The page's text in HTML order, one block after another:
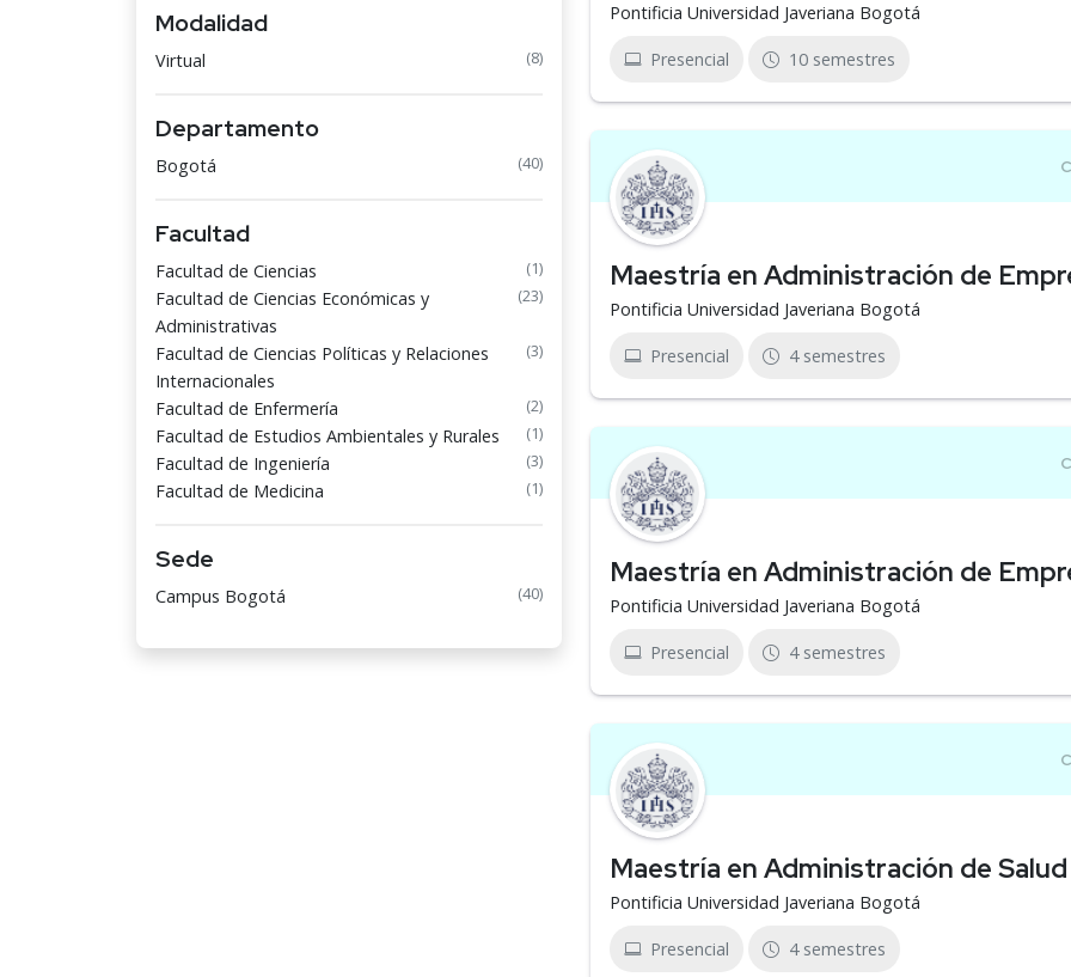
Modalidad
Virtual (8)
Departamento
Bogotá (40)
Facultad
Facultad de Ciencias (1)
Facultad de Ciencias Económicas y
Administrativas
(23)
Facultad de Ciencias Políticas y Relaciones
Internacionales
(3)
Facultad de Enfermería (2)
Facultad de Estudios Ambientales y Rurales (1)
Facultad de Ingeniería (3)
Facultad de Medicina (1)
Sede
Campus Bogotá (40)
Pontificia Universidad Javeriana Bogotá
Presencial 10 semestres
Maestría en Administración de
Pontificia Universidad Javeriana Bogotá
Presencial 4 semestres
Maestría en Administración de
Pontificia Universidad Javeriana Bogotá
Presencial 4 semestres
Maestría en Administración de Salud
Pontificia Universidad Javeriana Bogotá
Presencial 4 semestres